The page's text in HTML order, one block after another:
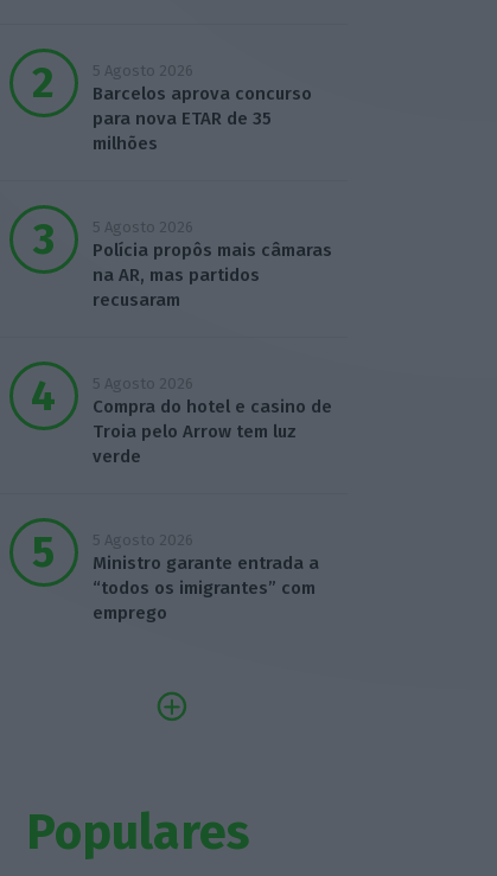
5 Agosto 2026
Barcelos aprova concurso
para nova ETAR de 35
milhões
5 Agosto 2026
Polícia propôs mais câmaras
na AR, mas partidos
recusaram
5 Agosto 2026
Compra do hotel e casino de
Troia pelo Arrow tem luz
verde
5 Agosto 2026
Ministro garante entrada a
“todos os imigrantes” com
emprego
Populares